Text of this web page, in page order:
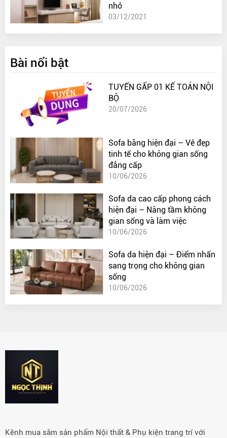
nhỏ
03/12/2021
Bài nổi bật
TUYỂN GẤP 01 KẾ TOÁN NỘI
BỘ
20/07/2026
Sofa băng hiện đại – Vẻ đẹp
tinh tế cho không gian sống
đẳng cấp
10/06/2026
Sofa da cao cấp phong cách
hiện đại – Nâng tầm không
gian sống và làm việc
10/06/2026
Sofa da hiện đại – Điểm nhấn
sang trọng cho không gian
sống
10/06/2026
Kênh mua sắm sản phẩm Nội thất & Phụ kiện trang trí với